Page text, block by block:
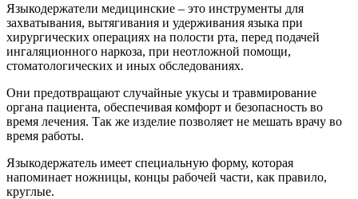
Языкодержатели медицинские – это инструменты для
захватывания, вытягивания и удерживания языка при
хирургических операциях на полости рта, перед подачей
ингаляционного наркоза, при неотложной помощи,
стоматологических и иных обследованиях.
Они предотвращают случайные укусы и травмирование
органа пациента, обеспечивая комфорт и безопасность во
время лечения. Так же изделие позволяет не мешать врачу во
время работы.
Языкодержатель имеет специальную форму, которая
напоминает ножницы, концы рабочей части, как правило,
круглые.